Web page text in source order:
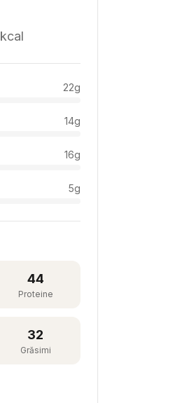
kcal
22g
14g
16g
5g
44
Proteine
32
Grăsimi